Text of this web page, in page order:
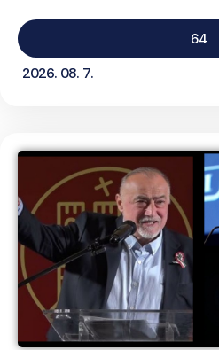
64
2026. 08. 7.